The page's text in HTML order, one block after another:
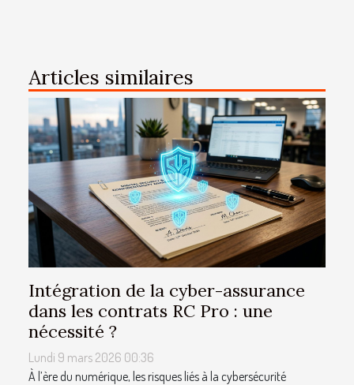
Articles similaires
Intégration de la cyber-assurance
dans les contrats RC Pro : une
nécessité ?
Lundi 9 mars 2026 00:36
À l’ère du numérique, les risques liés à la cybersécurité